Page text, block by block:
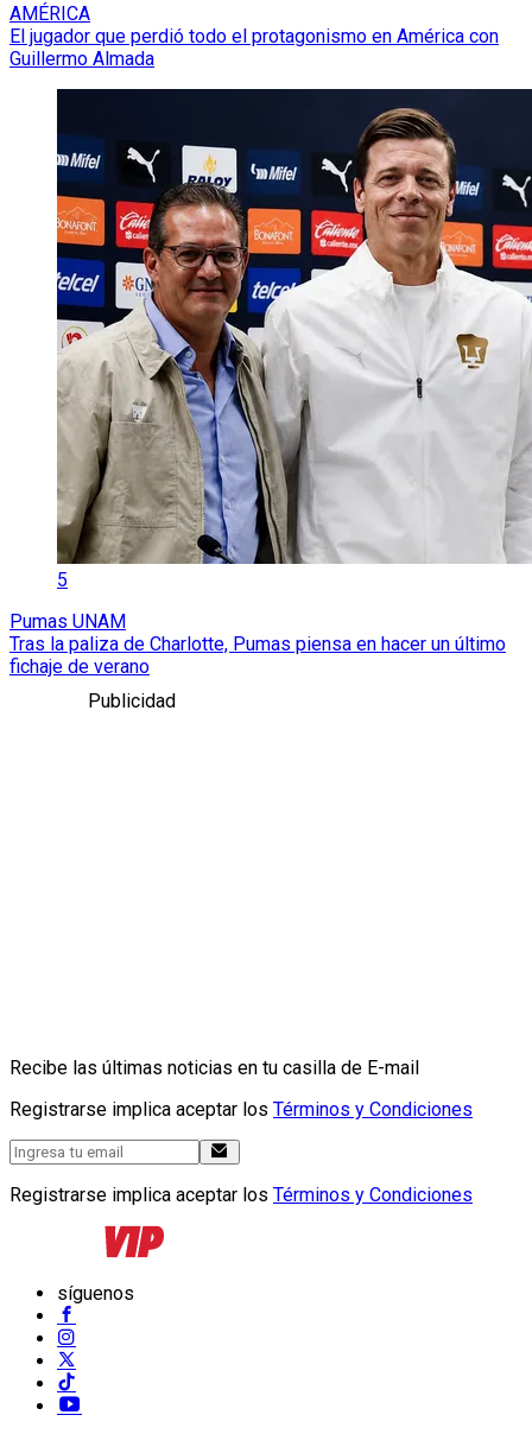
AMÉRICA
El jugador que perdió todo el protagonismo en América con
Guillermo Almada
5
Pumas UNAM
Tras la paliza de Charlotte, Pumas piensa en hacer un último
fichaje de verano
Publicidad
Recibe las últimas noticias en tu casilla de E-mail
Registrarse implica aceptar los Términos y Condiciones
Registrarse implica aceptar los Términos y Condiciones
síguenos